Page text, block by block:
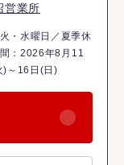
営業所
・水曜日／夏季休
：2026年8月11
)～16日(日)